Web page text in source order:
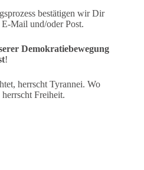
und per E-Mail an
(kontakt@diebasis-
bestätigen wir Dir
Mail und/oder Post.
Demokratiebewegung
!
herrscht Tyrannei. Wo
Freiheit.